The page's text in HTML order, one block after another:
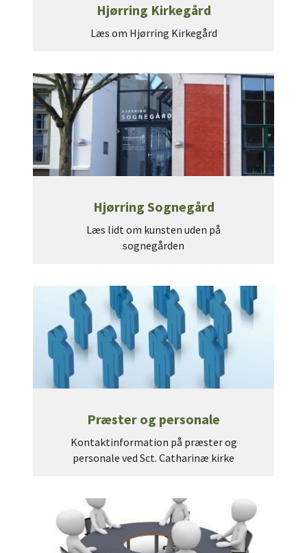
Hjørring Kirkegård
Læs om Hjørring Kirkegård
Hjørring Sognegård
Læs lidt om kunsten uden på
sognegården
Præster og personale
Kontaktinformation på præster og
personale ved Sct. Catharinæ kirke